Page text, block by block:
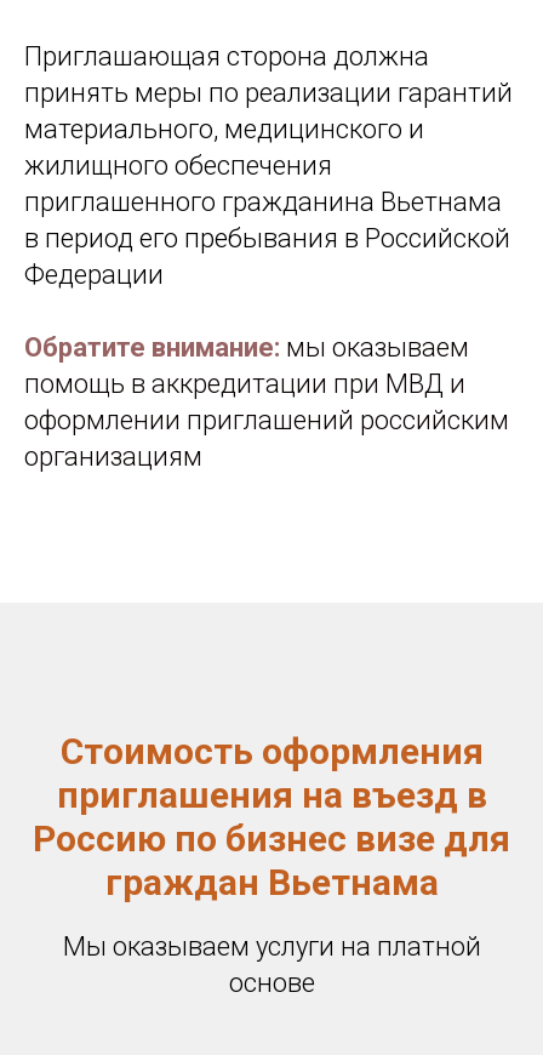
Приглашающая сторона должна
принять меры по реализации гарантий
материального, медицинского и
жилищного обеспечения
приглашенного гражданина Вьетнама
в период его пребывания в Российской
Федерации
Обратите внимание: мы оказываем
помощь в аккредитации при МВД и
оформлении приглашений российским
организациям
Стоимость оформления
приглашения на въезд в
Россию по бизнес визе для
граждан Вьетнама
Мы оказываем услуги на платной
основе